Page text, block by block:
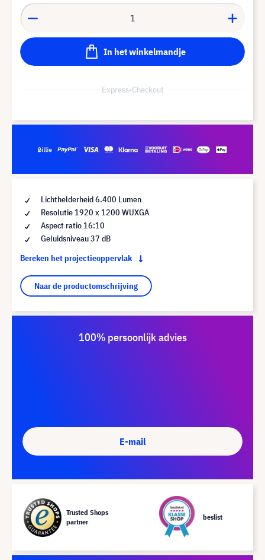
In het winkelmandje
Express-Checkout
Lichthelderheid 6.400 Lumen
Resolutie 1920 x 1200 WUXGA
Aspect ratio 16:10
Geluidsniveau 37 dB
Bereken het projectieoppervlak
Naar de productomschrijving
100% persoonlijk advies
E-mail
Trusted Shops
partner
beslist